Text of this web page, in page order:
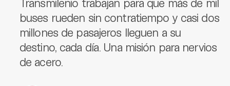
buses rueden sin contratiempo y casi dos
millones de pasajeros lleguen a su
destino, cada día. Una misión para nervios
de acero.